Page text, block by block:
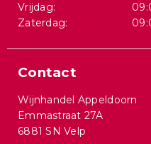
Vrijdag:
Zaterdag:
Contact
Wijnhandel Appeldoorn
Emmastraat 27A
6881 SN Velp